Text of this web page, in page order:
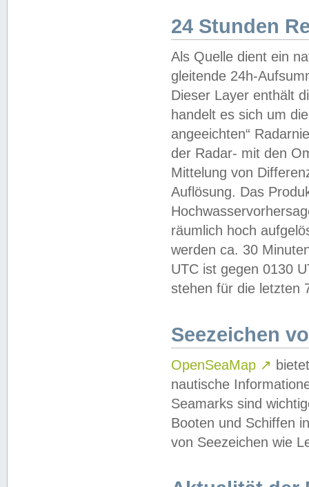
24 Stunden
Als Quelle dient ein
gleitende 24h-
Dieser Layer enthält
handelt es sich um
angeeichten“
der Radar- mit den
Mittelung von
Auflösung. Das
räumlich hoch
werden ca. 30
UTC ist gegen 0130
stehen für die letzten
Seezeichen
OpenSeaMap ↗
nautische
Seamarks sind
Booten und Schiffen
von Seezeichen wie